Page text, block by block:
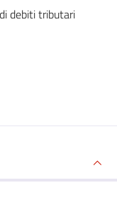
debiti tributari